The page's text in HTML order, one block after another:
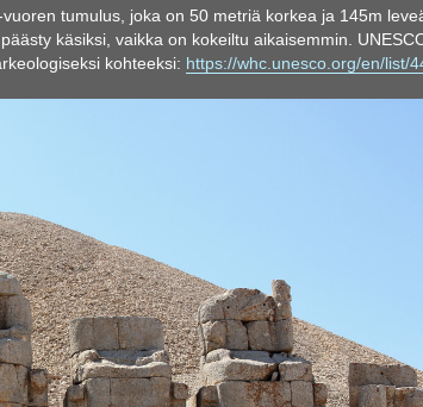
tumulus, joka on 50 metriä korkea ja 145m
käsiksi, vaikka on kokeiltu aikaisemmin.
kohteeksi: https://whc.unesco.org/en/list/